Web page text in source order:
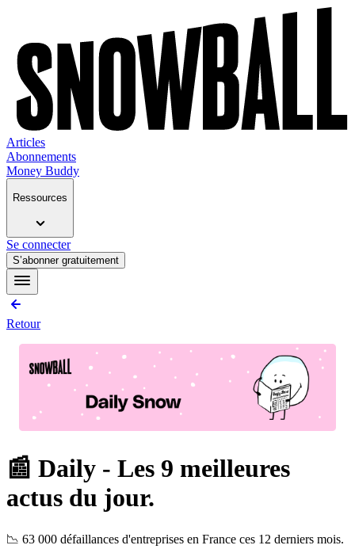
Articles
Abonnements
Money Buddy
Ressources
Se connecter
S’abonner gratuitement
Retour
📰 Daily - Les 9 meilleures
actus du jour.
📉 63 000 défaillances d'entreprises en France ces 12 derniers mois.